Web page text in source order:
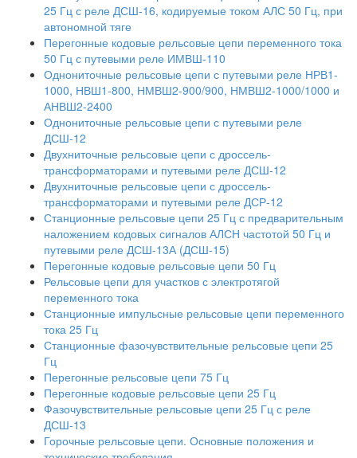
25 Гц с реле ДСШ-16, кодируемые током АЛС 50 Гц, при
автономной тяге
Перегонные кодовые рельсовые цепи переменного тока
50 Гц с путевыми реле ИМВШ-110
Однониточные рельсовые цепи с путевыми реле НРВ1-
1000, НВШ1-800, НМВШ2-900/900, НМВШ2-1000/1000 и
АНВШ2-2400
Однониточные рельсовые цепи с путевыми реле
ДСШ-12
Двухниточные рельсовые цепи с дроссель-
трансформаторами и путевыми реле ДСШ-12
Двухниточные рельсовые цепи с дроссель-
трансформаторами и путевыми реле ДСР-12
Станционные рельсовые цепи 25 Гц с предварительным
наложением кодовых сигналов АЛСН частотой 50 Гц и
путевыми реле ДСШ-13А (ДСШ-15)
Перегонные кодовые рельсовые цепи 50 Гц
Рельсовые цепи для участков с электротягой
переменного тока
Станционные импульсные рельсовые цепи переменного
тока 25 Гц
Станционные фазочувствительные рельсовые цепи 25
Гц
Перегонные рельсовые цепи 75 Гц
Перегонные кодовые рельсовые цепи 25 Гц
Фазочувствительные рельсовые цепи 25 Гц с реле
ДСШ-13
Горочные рельсовые цепи. Основные положения и